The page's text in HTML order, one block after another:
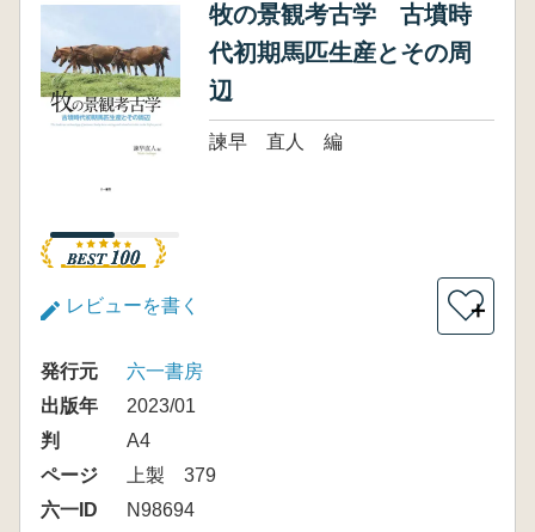
牧の景観考古学 古墳時
代初期馬匹生産とその周
辺
諫早 直人 編
レビューを書く ＋
発行元
六一書房
出版年
2023/01
判
A4
ページ
上製 379
六一ID
N98694